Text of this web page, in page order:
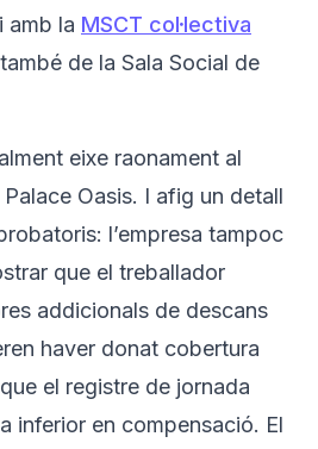
i amb la MSCT col·lectiva
de la Sala Social de
eixe raonament al
Oasis. I afig un detall
l’empresa tampoc
que el treballador
addicionals de descans
haver donat cobertura
el registre de jornada
inferior en compensació. El